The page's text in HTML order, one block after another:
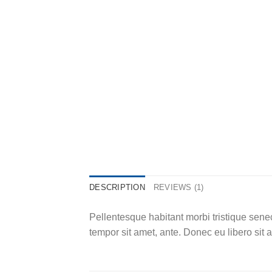
DESCRIPTION REVIEWS (1)
Pellentesque habitant morbi tristique
tempor sit amet, ante. Donec eu libero sit